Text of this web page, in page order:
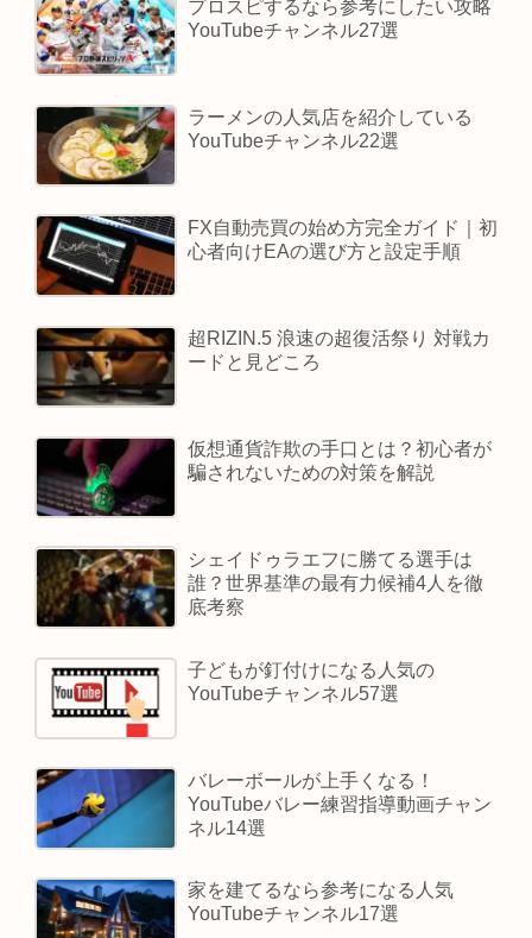
プロスピするなら参考にしたい攻略
YouTubeチャンネル27選
ラーメンの人気店を紹介している
YouTubeチャンネル22選
FX自動売買の始め方完全ガイド｜初
心者向けEAの選び方と設定手順
超RIZIN.5 浪速の超復活祭り 対戦カ
ードと見どころ
仮想通貨詐欺の手口とは？初心者が
騙されないための対策を解説
シェイドゥラエフに勝てる選手は
誰？世界基準の最有力候補4人を徹
底考察
子どもが釘付けになる人気の
YouTubeチャンネル57選
バレーボールが上手くなる！
YouTubeバレー練習指導動画チャン
ネル14選
家を建てるなら参考になる人気
YouTubeチャンネル17選